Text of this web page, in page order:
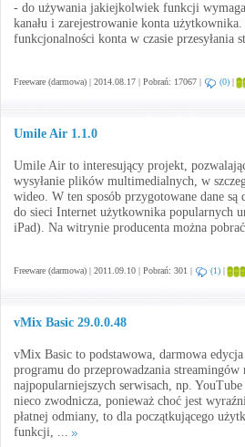
- do używania jakiejkolwiek funkcji
kanału i zarejestrowanie konta
funkcjonalności konta w czasie przesyłania
Freeware (darmowa) | 2014.08.17 | Pobrań: 17067 | (0) |
Umile Air 1.1.0
Umile Air to interesujący projekt,
wysyłanie plików multimedialnych, w
wideo. W ten sposób przygotowane dane są
do sieci Internet użytkownika popularnych
iPad). Na witrynie producenta można
Freeware (darmowa) | 2011.09.10 | Pobrań: 301 | (1) |
vMix Basic 29.0.0.48
vMix Basic to podstawowa, darmowa
programu do przeprowadzania streamingów
najpopularniejszych serwisach, np.
nieco zwodnicza, ponieważ choć jest
płatnej odmiany, to dla początkującego
funkcji, ...